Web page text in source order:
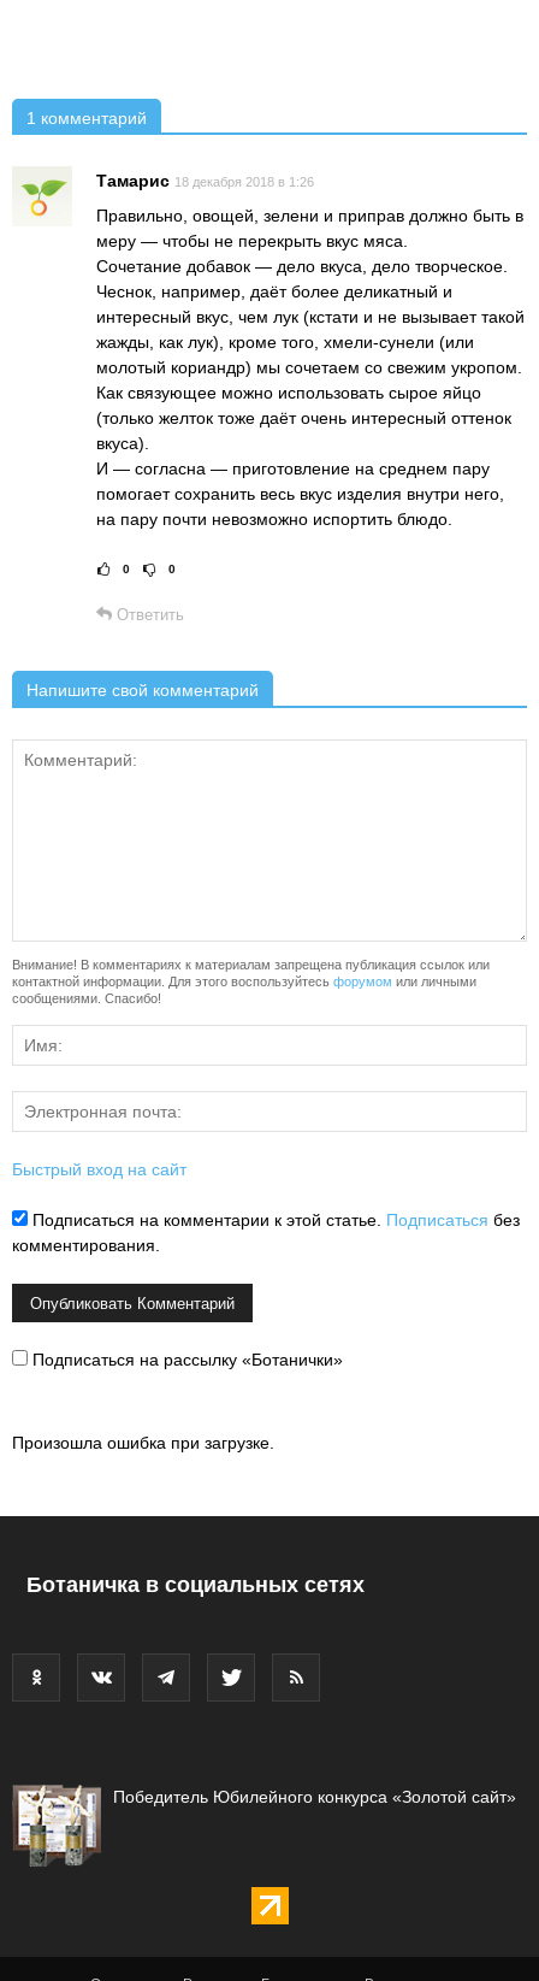
1 комментарий
Тамарис 18 декабря 2018 в 1:26
Правильно, овощей, зелени и приправ должно быть в
меру — чтобы не перекрыть вкус мяса.
Сочетание добавок — дело вкуса, дело творческое.
Чеснок, например, даёт более деликатный и
интересный вкус, чем лук (кстати и не вызывает такой
жажды, как лук), кроме того, хмели-сунели (или
молотый кориандр) мы сочетаем со свежим укропом.
Как связующее можно использовать сырое яйцо
(только желток тоже даёт очень интересный оттенок
вкуса).
И — согласна — приготовление на среднем пару
помогает сохранить весь вкус изделия внутри него,
на пару почти невозможно испортить блюдо.
Рейтинг статьи:
0 0
Ответить
Напишите свой комментарий
Внимание! В комментариях к материалам запрещена публикация ссылок или
контактной информации. Для этого воспользуйтесь форумом или личными
сообщениями. Спасибо!
Быстрый вход на сайт
Подписаться на комментарии к этой статье. Подписаться без
комментирования.
Подписаться на рассылку «Ботанички»
Произошла ошибка при загрузке.
Ботаничка в социальных сетях
Победитель Юбилейного конкурса «Золотой сайт»